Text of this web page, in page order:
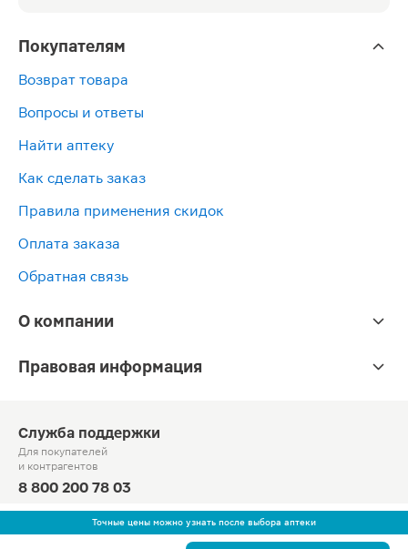
Точные цены можно узнать после выбора аптеки
Покупателям
Возврат товара
Вопросы и ответы
Найти аптеку
Как сделать заказ
Правила применения скидок
Оплата заказа
Обратная связь
О компании
Правовая информация
Служба поддержки
Для покупателей
и контрагентов
8 800 200 78 03
Круглосуточно, звонок по России бесплатный